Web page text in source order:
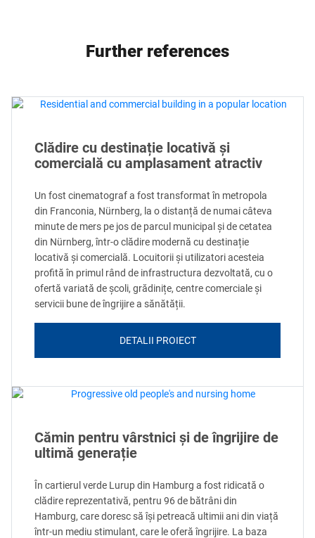
Further references
Clădire cu destinație locativă și
comercială cu amplasament atractiv
Un fost cinematograf a fost transformat în metropola
din Franconia, Nürnberg, la o distanță de numai câteva
minute de mers pe jos de parcul municipal și de cetatea
din Nürnberg, într-o clădire modernă cu destinație
locativă și comercială. Locuitorii și utilizatori acesteia
profită în primul rând de infrastructura dezvoltată, cu o
ofertă variată de școli, grădinițe, centre comerciale și
servicii bune de îngrijire a sănătății.
DETALII PROIECT
Cămin pentru vârstnici și de îngrijire de
ultimă generație
În cartierul verde Lurup din Hamburg a fost ridicată o
clădire reprezentativă, pentru 96 de bătrâni din
Hamburg, care doresc să își petreacă ultimii ani din viață
într-un mediu stimulant, care le oferă îngrijire. La baza